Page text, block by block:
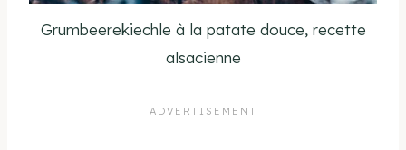
Grumbeerekiechle à la patate douce, recette
alsacienne